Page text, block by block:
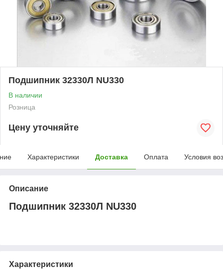
Подшипник 32330Л NU330
В наличии
Розница
Цену уточняйте
Характеристики Доставка Оплата Условия
Описание
Подшипник 32330Л NU330
Характеристики